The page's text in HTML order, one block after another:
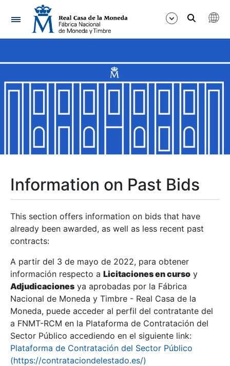
Navigation
Show/Hide
Show/Hide
Show/Hide
Show/Hide
Show/Hide
Information on Past Bids
This section offers information on bids that have
already been awarded, as well as less recent past
contracts:
A partir del 3 de mayo de 2022, para obtener
información respecto a Licitaciones en curso y
Adjudicaciones ya aprobadas por la Fábrica
Nacional de Moneda y Timbre - Real Casa de la
Moneda, puede acceder al perfil del contratante del
a FNMT-RCM en la Plataforma de Contratación del
Sector Público accediendo en el siguiente link:
Plataforma de Contratación del Sector Público
(https://contrataciondelestado.es/)